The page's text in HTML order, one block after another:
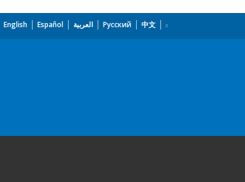
English Español العربية Русский 中文